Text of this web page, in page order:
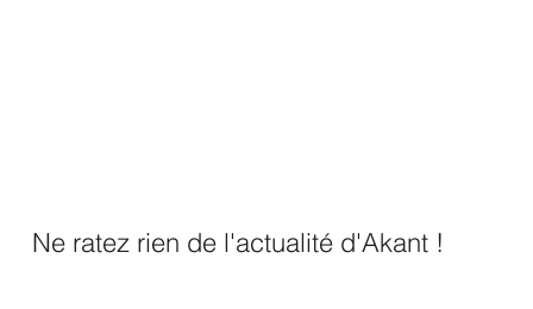
Ne ratez rien de l'actualité d'Akant !